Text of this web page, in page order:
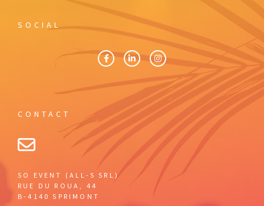
SOCIAL
CONTACT
SO EVENT (ALL-S SRL)
RUE DU ROUA, 44
B-4140 SPRIMONT